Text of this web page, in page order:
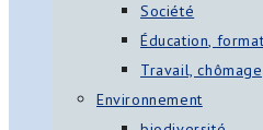
Société
Éducation,
Travail,
Environnement